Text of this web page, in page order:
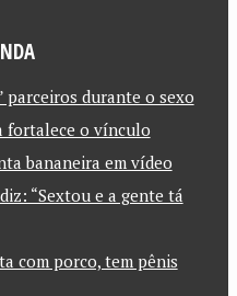
parceiros durante o sexo
fortalece o vínculo
bananeira em vídeo
“Sextou e a gente tá
com porco, tem pênis